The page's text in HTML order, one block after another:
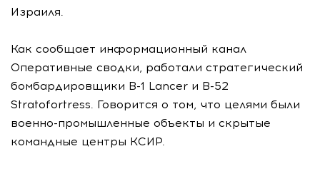
Израиля.
Как сообщает информационный канал
Оперативные сводки, работали стратегический
бомбардировщики B-1 Lancer и B-52
Stratofortress. Говорится о том, что целями были
военно-промышленные объекты и скрытые
командные центры КСИР.